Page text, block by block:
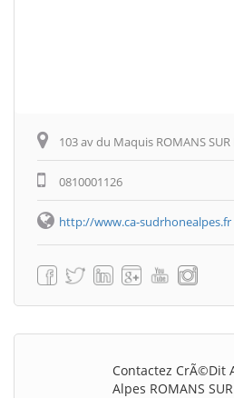
103 av du Maquis ROMANS SUR
0810001126
http://www.ca-sudrhonealpes.fr
Contactez CrÃ©dit
Alpes ROMANS